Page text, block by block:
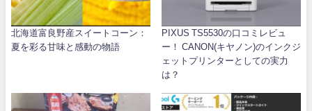
北海道富良野産スイートコーン：
夏を彩る甘味と感動の物語
PIXUS TS5530の口コミレビュ
ー！ CANON(キヤノン)のインクジ
ェットプリンターとしての実力
は？